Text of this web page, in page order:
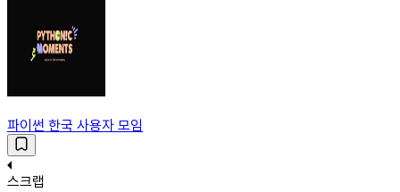
파이썬 한국 사용자 모임
스크랩